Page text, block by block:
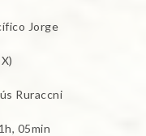
Jorge
Ruraccni
05min